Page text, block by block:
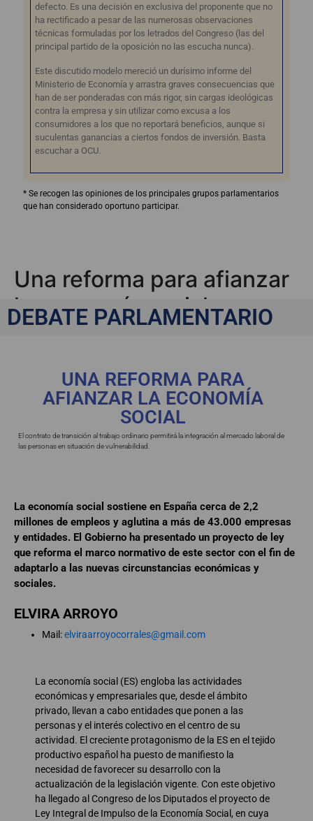
defecto. Es una decisión en exclusiva del proponente que no
ha rectificado a pesar de las numerosas observaciones
técnicas formuladas por los letrados del Congreso (las del
principal partido de la oposición no las escucha nunca).
Este discutido modelo mereció un durísimo informe del
Ministerio de Economía y arrastra graves consecuencias que
han de ser ponderadas con más rigor, sin cargas ideológicas
contra la empresa y sin utilizar como excusa a los
consumidores a los que no reportará beneficios, aunque si
suculentas ganancias a ciertos fondos de inversión. Basta
escuchar a OCU.
* Se recogen las opiniones de los principales grupos parlamentarios
que han considerado oportuno participar.
Una reforma para afianzar
la economía social
DEBATE PARLAMENTARIO
UNA REFORMA PARA
AFIANZAR LA ECONOMÍA
SOCIAL
El contrato de transición al trabajo ordinario permitirá la integración al mercado laboral de
las personas en situación de vulnerabilidad.
La economía social sostiene en España cerca de 2,2
millones de empleos y aglutina a más de 43.000 empresas
y entidades. El Gobierno ha presentado un proyecto de ley
que reforma el marco normativo de este sector con el fin de
adaptarlo a las nuevas circunstancias económicas y
sociales.
ELVIRA ARROYO
Mail:elviraarroyocorrales@gmail.com
La economía social (ES) engloba las actividades
económicas y empresariales que, desde el ámbito
privado, llevan a cabo entidades que ponen a las
personas y el interés colectivo en el centro de su
actividad. El creciente protagonismo de la ES en el tejido
productivo español ha puesto de manifiesto la
necesidad de favorecer su desarrollo con la
actualización de la legislación vigente. Con este objetivo
ha llegado al Congreso de los Diputados el proyecto de
Ley Integral de Impulso de la Economía Social, en cuya